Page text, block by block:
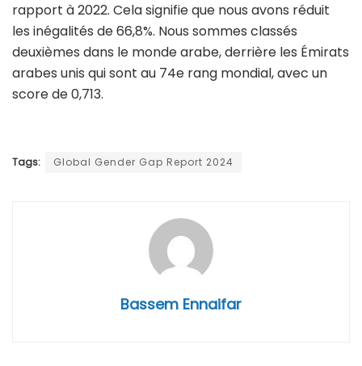
rapport à 2022. Cela signifie que nous avons réduit
les inégalités de 66,8%. Nous sommes classés
deuxièmes dans le monde arabe, derrière les Émirats
arabes unis qui sont au 74e rang mondial, avec un
score de 0,713.
Tags: Global Gender Gap Report 2024
Bassem Ennaifar